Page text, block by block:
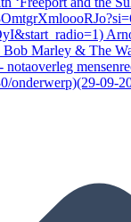
Marley & The
onderwerp)(29-